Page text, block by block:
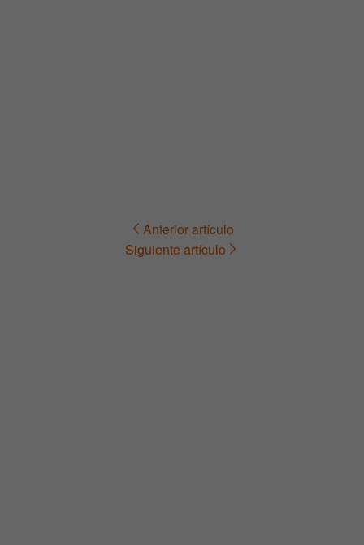
Navegación Anterior artículo
Siguiente artículo